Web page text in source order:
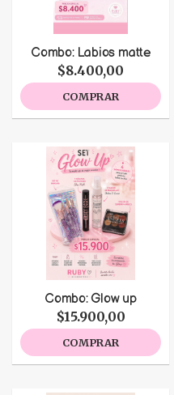
Combo: Labios matte
$8.400,00
COMPRAR
Combo: Glow up
$15.900,00
COMPRAR